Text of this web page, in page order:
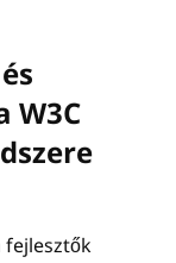
fejlesztők